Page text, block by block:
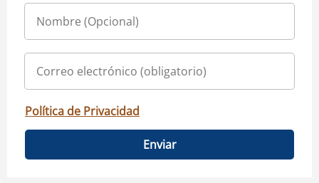
Política de Privacidad
Enviar